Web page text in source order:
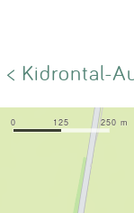
< Kidrontal-